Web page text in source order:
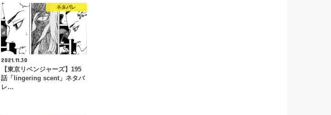
ネタバレ
2021.11.30
【東京リベンジャーズ】195
話「lingering scent」ネタバ
レ…